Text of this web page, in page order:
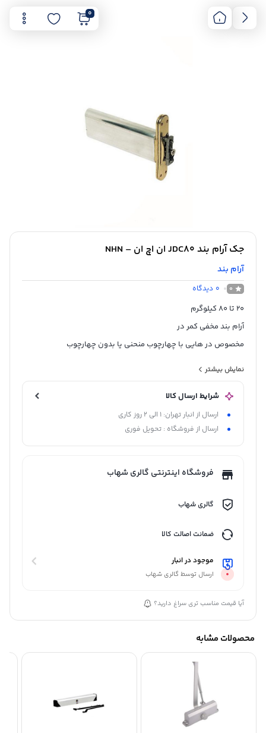
0
جک آرام بند JDC80 ان اچ ان – NHN
آرام بند
0
0 دیدگاه
20 تا 80 کیلوگرم
آرام بند مخفی کمر در
مخصوص در هایی با چهارچوب منحنی یا بدون چهارچوب
نمایش بیشتر
شرایط ارسال کالا
ارسال از انبار تهران: 1 الی 2 روز کاری
ارسال از فروشگاه : تحویل فوری
فروشگاه اینترنتی گالری شهاب
گالری شهاب
ضمانت اصالت کالا
موجود در انبار
ارسال توسط گالری شهاب
آیا قیمت مناسب تری سراغ دارید؟
محصولات مشابه